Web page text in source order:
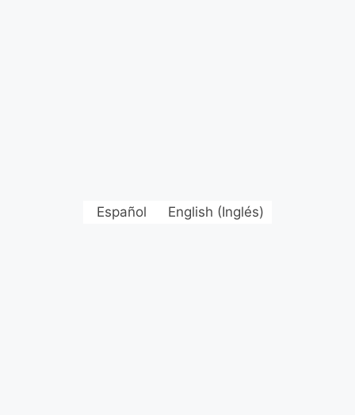
Español English (Inglés)